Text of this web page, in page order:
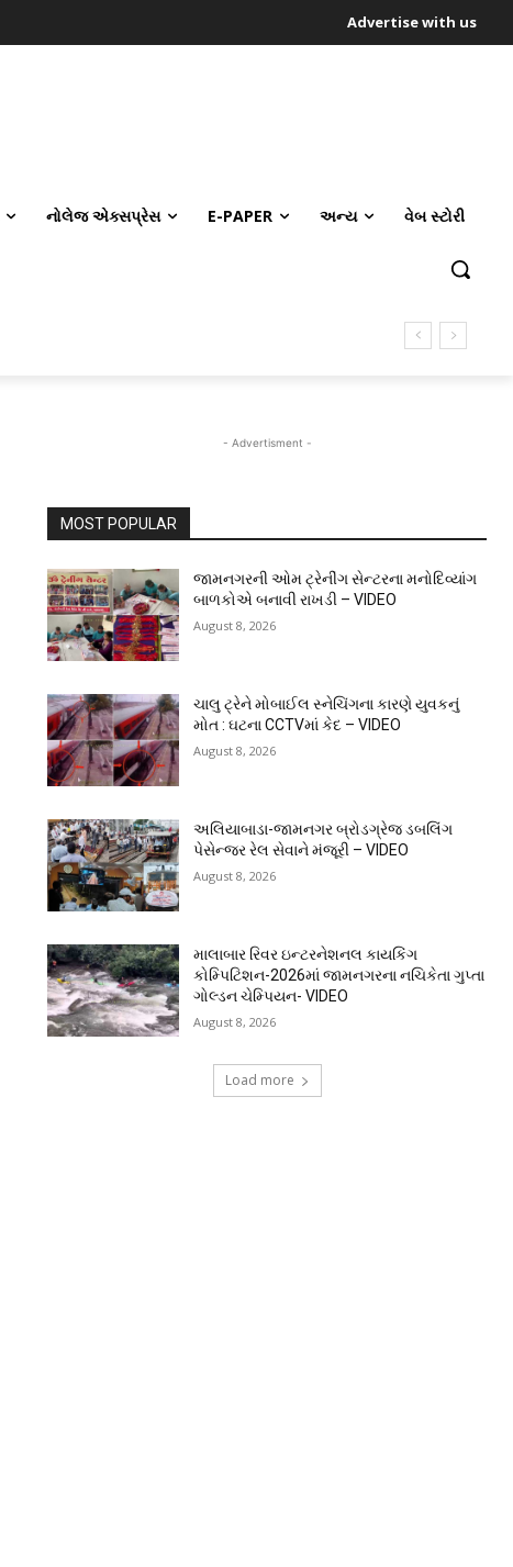
Advertise with us
નોલેજ એક્સપ્રેસ E-PAPER અન્ય વેબ સ્ટોરી
- Advertisment -
MOST POPULAR
જામનગરની ઓમ ટ્રેનીંગ સેન્ટરના મનોદિવ્યાંગ
બાળકોએ બનાવી રાખડી – VIDEO
August 8, 2026
ચાલુ ટ્રેને મોબાઈલ સ્નેચિંગના કારણે યુવકનું
મોત : ઘટના CCTVમાં કેદ – VIDEO
August 8, 2026
અલિયાબાડા-જામનગર બ્રોડગ્રેજ ડબલિંગ
પેસેન્જર રેલ સેવાને મંજૂરી – VIDEO
August 8, 2026
માલાબાર રિવર ઇન્ટરનેશનલ કાયકિંગ
કોમ્પિટિશન-2026માં જામનગરના નચિકેતા ગુપ્તા
ગોલ્ડન ચેમ્પિયન- VIDEO
August 8, 2026
Load more